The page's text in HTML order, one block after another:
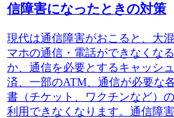
信障害になったときの対策
現代は通信障害がおこると、大
マホの通信・電話ができなくな
か、通信を必要とするキャッシ
済、一部のATM、通信が必要な
書（チケット、ワクチンなど）
利用できなくなります。通信障